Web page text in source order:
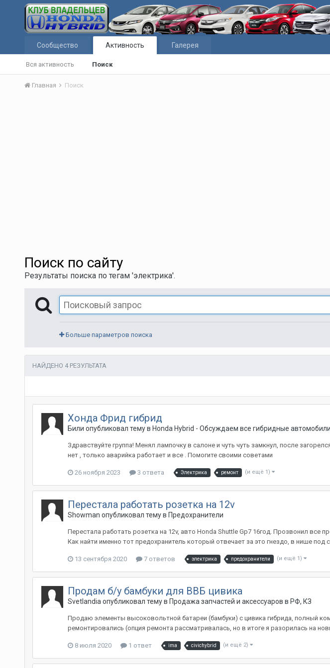
Сообщество Активность
Вся активность Поиск
Галерея
Главная Поиск
Поиск по сайту
Результаты поиска по тегам 'электрика'.
Больше параметров поиска
НАЙДЕНО 4 РЕЗУЛЬТАТА
Хонда Фрид гибрид
Били опубликовал тему в Honda Hybrid - Обсуждаем все гибридные
Здравствуйте группа! Менял лампочку в салоне и чуть чуть замкнул, после
нет , только аварийка работает и все . Помогите своими советами
26 ноября 2023 3 ответа Электрика ремонт (и ещё 1)
Перестала работать розетка на 12v
Showman опубликовал тему в Предохранители
Перестала работать розетка на 12v, авто Honda Shuttle Gp7 16год. Прозвонил все
Как найти именно тот предохранитель который отвечает за это гнездо, в нише
13 сентября 2020 7 ответов электрика предохранители (и ещё 1)
Продам б/у бамбуки для ВВБ цивика
Svetlandia опубликовал тему в Продажа запчастей и аксессуаров в РФ, КЗ
Продаю элементы высоковольтной батареи (бамбуки) с цивика гибрида, полный
ремонтировались (опция ремонта рассматривалась, но в итоге я разорилась на
8 июля 2020 1 ответ ima civichybrid (и ещё 2)